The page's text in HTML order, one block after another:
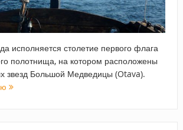
исполняется столетие первого флага
полотнища, на котором расположены
звезд Большой Медведицы (Otava).